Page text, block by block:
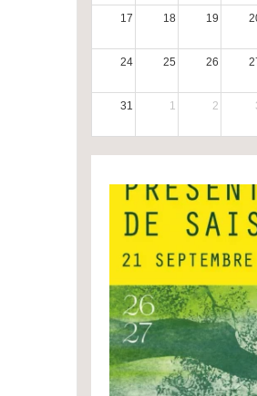
17 18 19
24 25 26
31 1 2